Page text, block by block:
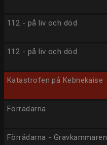
112 - på liv och död
112 - på liv och död
Katastrofen på Kebnekaise
Förrädarna
Förrädarna - Gravkammaren